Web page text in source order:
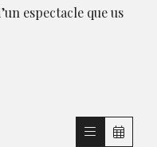
espectacle que us